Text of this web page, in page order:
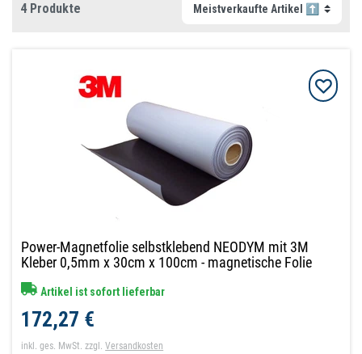
4 Produkte
Power-Magnetfolie selbstklebend NEODYM mit 3M
Kleber 0,5mm x 30cm x 100cm - magnetische Folie
Artikel ist sofort lieferbar
172,27 €
inkl. ges. MwSt. zzgl.Versandkosten